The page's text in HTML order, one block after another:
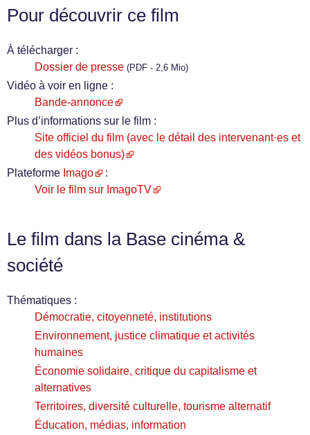
Pour découvrir ce film
À télécharger :
Dossier de presse (PDF - 2,6 Mio)
Vidéo à voir en ligne :
Bande-annonce
Plus d’informations sur le film :
Site officiel du film (avec le détail des intervenant·es et
des vidéos bonus)
Plateforme Imago
:
Voir le film sur ImagoTV
Le film dans la Base cinéma &
société
Thématiques :
Démocratie, citoyenneté, institutions
Environnement, justice climatique et activités
humaines
Économie solidaire, critique du capitalisme et
alternatives
Territoires, diversité culturelle, tourisme alternatif
Éducation, médias, information